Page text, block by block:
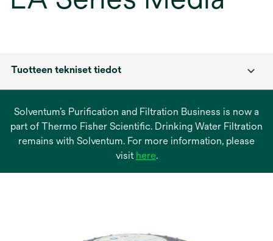
Tuotteen tekniset tiedot
Solventum’s Purification and Filtration Business is now a
part of Thermo Fisher Scientific. Drinking Water Filtration
remains with Solventum. For more information, please
visit hereopens
.